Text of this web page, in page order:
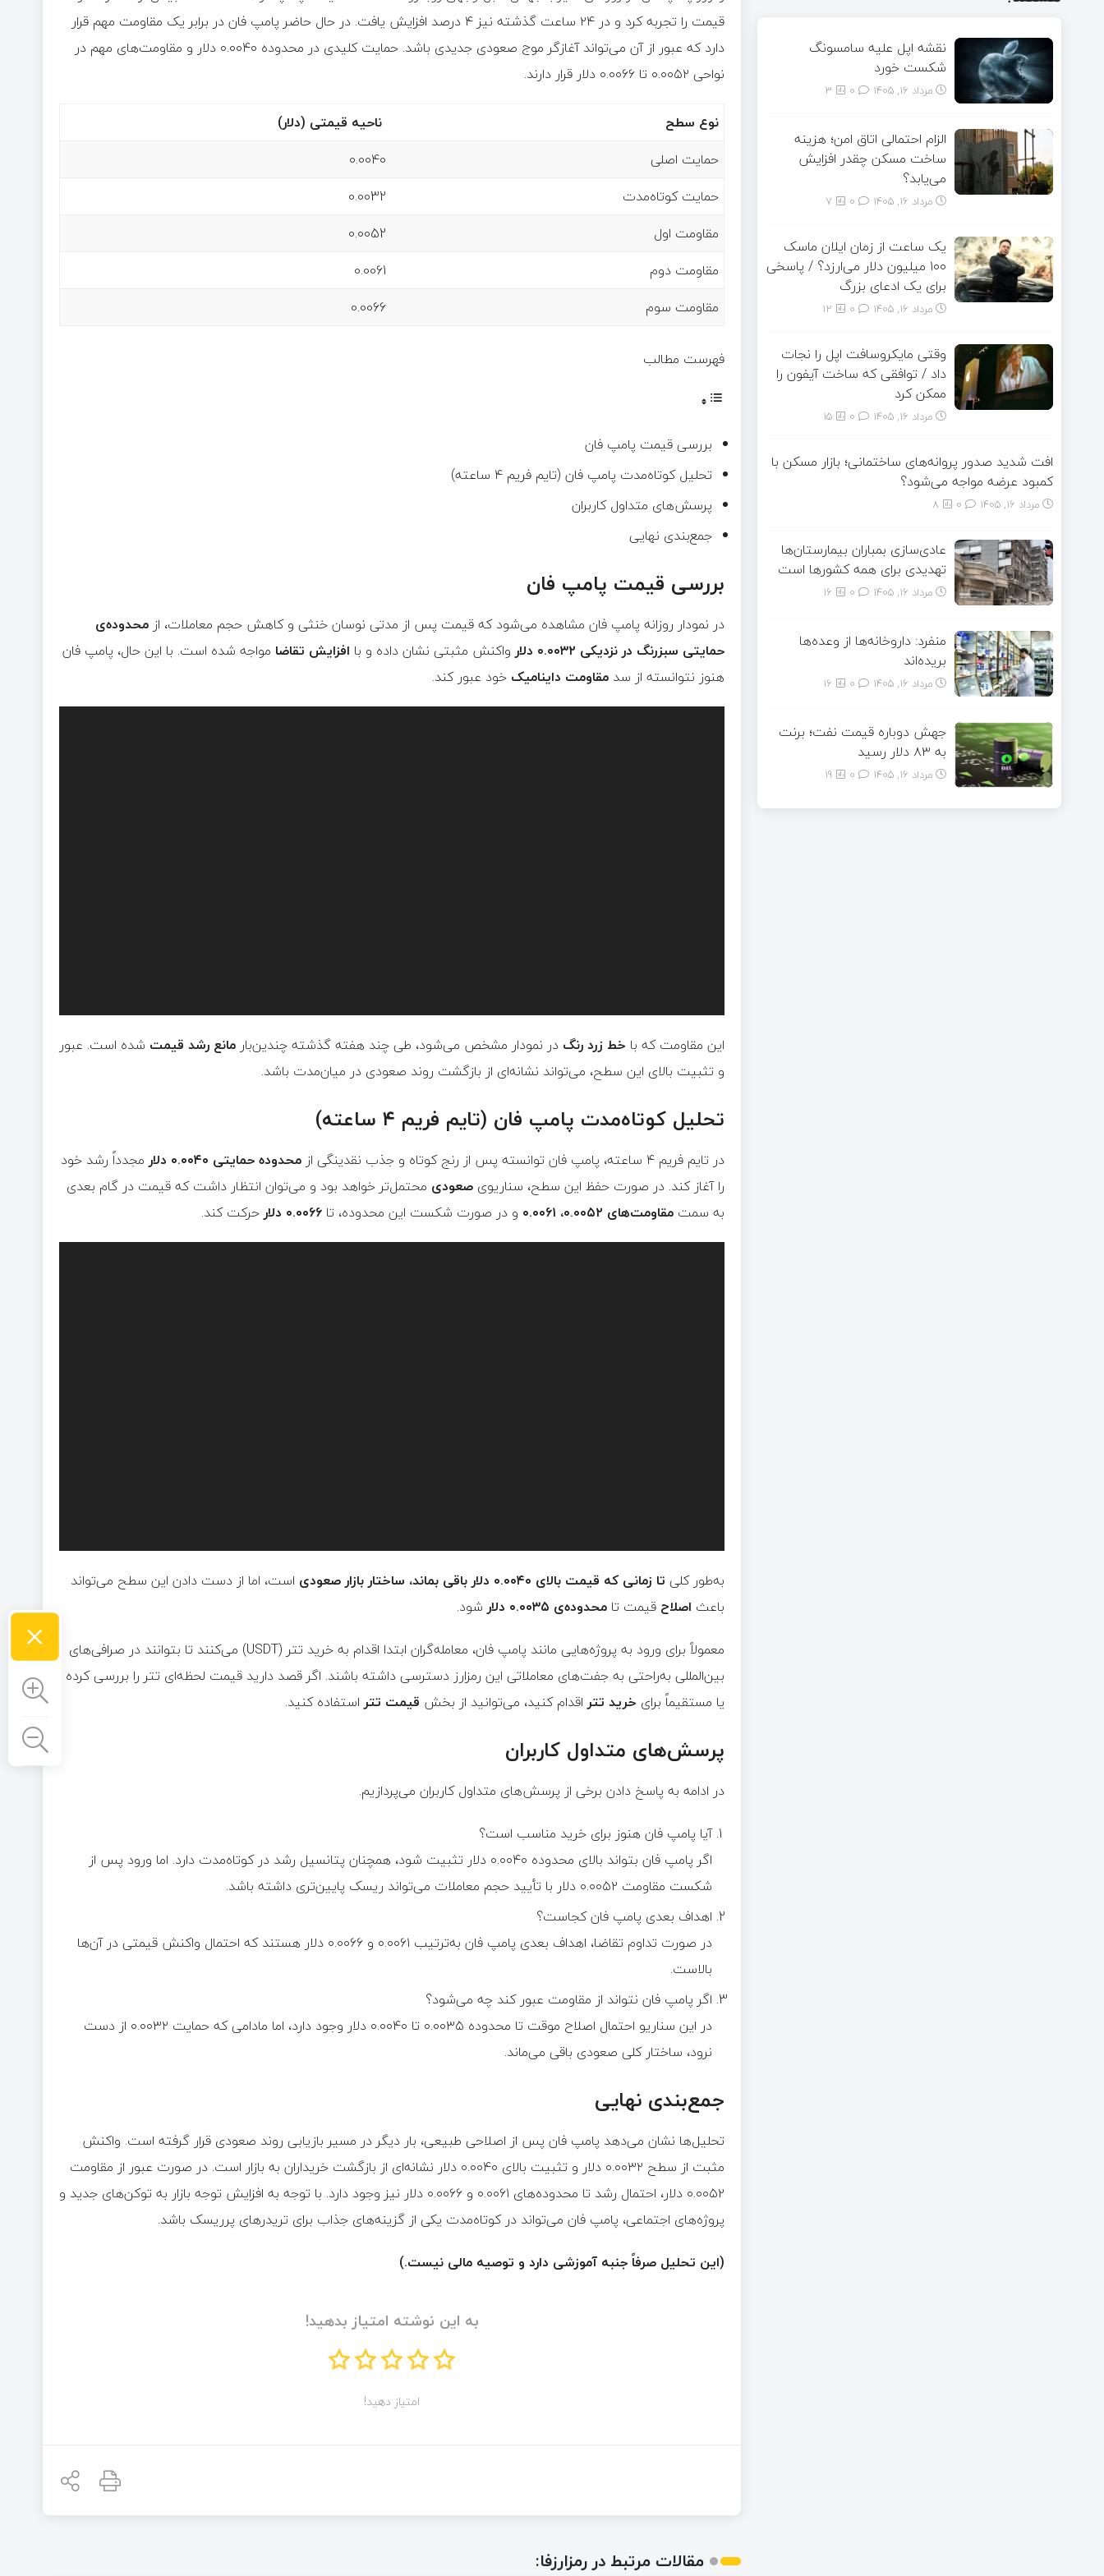
قیمت را تجربه کرد و در ۲۴ ساعت گذشته نیز ۴ درصد افزایش یافت. در حال حاضر پامپ فان در برابر یک مقاومت مهم قرار
دارد که عبور از آن می‌تواند آغازگر موج صعودی جدیدی باشد. حمایت کلیدی در محدوده ۰.۰۰۴۰ دلار و مقاومت‌های مهم در
نواحی ۰.۰۰۵۲ تا ۰.۰۰۶۶ دلار قرار دارند.
نوع سطح
ناحیه قیمتی (دلار)
حمایت اصلی
0.0040
حمایت کوتاه‌مدت
0.0032
مقاومت اول
0.0052
مقاومت دوم
0.0061
مقاومت سوم
0.0066
فهرست مطالب
بررسی قیمت پامپ فان
تحلیل کوتاه‌مدت پامپ فان (تایم فریم ۴ ساعته)
پرسش‌های متداول کاربران
جمع‌بندی نهایی
بررسی قیمت پامپ فان
در نمودار روزانه پامپ فان مشاهده می‌شود که قیمت پس از مدتی نوسان خنثی و کاهش حجم معاملات، از محدوده‌ی
حمایتی سبزرنگ در نزدیکی ۰.۰۰۳۲ دلار
واکنش مثبتی نشان داده و با افزایش تقاضا مواجه شده است. با این حال، پامپ فان
هنوز نتوانسته از سد مقاومت داینامیک خود عبور کند.
این مقاومت که با خط زرد رنگ در نمودار مشخص می‌شود، طی چند هفته گذشته چندین‌بار مانع رشد قیمت شده است. عبور
و تثبیت بالای این سطح، می‌تواند نشانه‌ای از بازگشت روند صعودی در میان‌مدت باشد.
تحلیل کوتاه‌مدت پامپ فان (تایم فریم ۴ ساعته)
در تایم فریم ۴ ساعته، پامپ فان توانسته پس از رنج کوتاه و جذب نقدینگی از محدوده حمایتی ۰.۰۰۴۰ دلار
مجدداً رشد خود
را آغاز کند. در صورت حفظ این سطح، سناریوی صعودی محتمل‌تر خواهد بود و می‌توان انتظار داشت که قیمت در گام بعدی
به سمت مقاومت‌های ۰.۰۰۵۲، ۰.۰۰۶۱ و در صورت شکست این محدوده، تا ۰.۰۰۶۶ دلار حرکت کند.
به‌طور کلی تا زمانی که قیمت بالای ۰.۰۰۴۰ دلار باقی بماند، ساختار بازار صعودی
است، اما از دست دادن این سطح می‌تواند
باعث اصلاح قیمت تا محدوده‌ی ۰.۰۰۳۵ دلار
شود.
معمولاً برای ورود به پروژه‌هایی مانند پامپ فان، معامله‌گران ابتدا اقدام به خرید تتر (USDT) می‌کنند تا بتوانند در صرافی‌های
بین‌المللی به‌راحتی به جفت‌های معاملاتی این رمزارز دسترسی داشته باشند. اگر قصد دارید قیمت لحظه‌ای تتر را بررسی کرده
یا مستقیماً برای خرید تتراقدام کنید، می‌توانید از بخش قیمت تتراستفاده کنید.
پرسش‌های متداول کاربران
در ادامه به پاسخ دادن برخی از پرسش‌های متداول کاربران می‌پردازیم.
آیا پامپ فان هنوز برای خرید مناسب است؟
اگر پامپ فان بتواند بالای محدوده ۰.۰۰۴۰ دلار تثبیت شود، همچنان پتانسیل رشد در کوتاه‌مدت دارد. اما ورود پس از
شکست مقاومت ۰.۰۰۵۲ دلار با تأیید حجم معاملات می‌تواند ریسک پایین‌تری داشته باشد.
اهداف بعدی پامپ فان کجاست؟
در صورت تداوم تقاضا، اهداف بعدی پامپ فان به‌ترتیب ۰.۰۰۶۱ و ۰.۰۰۶۶ دلار هستند که احتمال واکنش قیمتی در آن‌ها
بالاست.
اگر پامپ فان نتواند از مقاومت عبور کند چه می‌شود؟
در این سناریو احتمال اصلاح موقت تا محدوده ۰.۰۰۳۵ تا ۰.۰۰۴۰ دلار وجود دارد، اما مادامی که حمایت ۰.۰۰۳۲ از دست
نرود، ساختار کلی صعودی باقی می‌ماند.
جمع‌بندی نهایی
تحلیل‌ها نشان می‌دهد پامپ فان پس از اصلاحی طبیعی، بار دیگر در مسیر بازیابی روند صعودی قرار گرفته است. واکنش
مثبت از سطح ۰.۰۰۳۲ دلار و تثبیت بالای ۰.۰۰۴۰ دلار نشانه‌ای از بازگشت خریداران به بازار است. در صورت عبور از مقاومت
۰.۰۰۵۲ دلار، احتمال رشد تا محدوده‌های ۰.۰۰۶۱ و ۰.۰۰۶۶ دلار نیز وجود دارد. با توجه به افزایش توجه بازار به توکن‌های جدید و
پروژه‌های اجتماعی، پامپ فان می‌تواند در کوتاه‌مدت یکی از گزینه‌های جذاب برای تریدرهای پرریسک باشد.
(این تحلیل صرفاً جنبه آموزشی دارد و توصیه مالی نیست.)
به این نوشته امتیاز بدهید!
امتیاز دهید!
مقالات مرتبط در رمزارزفا:
نقشه اپل علیه سامسونگ
شکست خورد
مرداد ۱۶, ۱۴۰۵ 3
الزام احتمالی اتاق امن؛ هزینه
ساخت مسکن چقدر افزایش
می‌یابد؟
مرداد ۱۶, ۱۴۰۵ 7
یک ساعت از زمان ایلان ماسک
۱۰۰ میلیون دلار می‌ارزد؟ / پاسخی
برای یک ادعای بزرگ
مرداد ۱۶, ۱۴۰۵ 12
وقتی مایکروسافت اپل را نجات
داد / توافقی که ساخت آیفون را
ممکن کرد
مرداد ۱۶, ۱۴۰۵ 15
افت شدید صدور پروانه‌های ساختمانی؛ بازار مسکن با
کمبود عرضه مواجه می‌شود؟
مرداد ۱۶, ۱۴۰۵ 8
عادی‌سازی بمباران بیمارستان‌ها
تهدیدی برای همه کشورها است
مرداد ۱۶, ۱۴۰۵ 16
منفرد: داروخانه‌ها از وعده‌ها
بریده‌اند
مرداد ۱۶, ۱۴۰۵ 16
جهش دوباره قیمت نفت؛ برنت
به ۸۳ دلار رسید
مرداد ۱۶, ۱۴۰۵ 19
×